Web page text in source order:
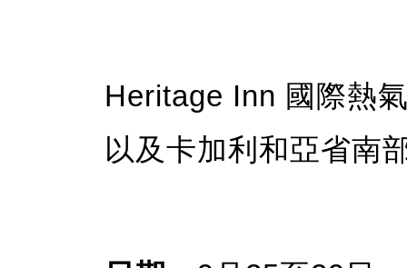
Heritage Inn 國際熱
以及卡加利和亞省南